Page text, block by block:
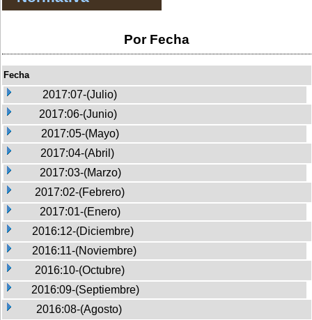
Por Fecha
Fecha
2017:07-(Julio)
2017:06-(Junio)
2017:05-(Mayo)
2017:04-(Abril)
2017:03-(Marzo)
2017:02-(Febrero)
2017:01-(Enero)
2016:12-(Diciembre)
2016:11-(Noviembre)
2016:10-(Octubre)
2016:09-(Septiembre)
2016:08-(Agosto)